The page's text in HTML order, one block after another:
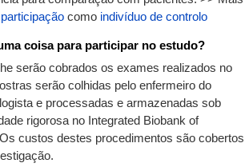
como indivíduo de controlo
coisa para participar no estudo?
serão cobrados os exames realizados no
serão colhidas pelo enfermeiro do
e processadas e armazenadas sob
rigorosa no Integrated Biobank of
custos destes procedimentos são cobertos